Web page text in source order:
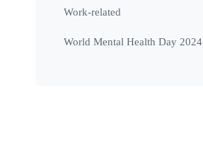
Work-related
World Mental Health Day 2024